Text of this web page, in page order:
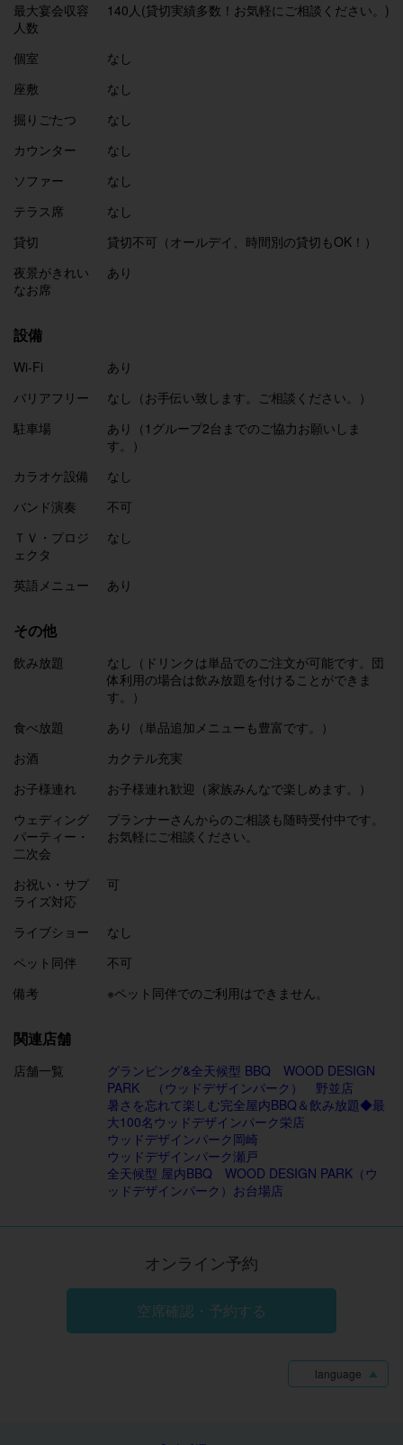
最大宴会収容
人数
140人(貸切実績多数！お気軽にご相談ください。)
個室
なし
座敷
なし
掘りごたつ
なし
カウンター
なし
ソファー
なし
テラス席
なし
貸切
貸切不可（オールデイ、時間別の貸切もOK！）
夜景がきれい
なお席
あり
設備
Wi-Fi
あり
バリアフリー
なし（お手伝い致します。ご相談ください。）
駐車場
あり（1グループ2台までのご協力お願いしま
す。）
カラオケ設備
なし
バンド演奏
不可
ＴＶ・プロジ
ェクタ
なし
英語メニュー あり
その他
飲み放題
なし（ドリンクは単品でのご注文が可能です。団
体利用の場合は飲み放題を付けることができま
す。）
食べ放題
あり（単品追加メニューも豊富です。）
お酒
カクテル充実
お子様連れ
お子様連れ歓迎（家族みんなで楽しめます。）
ウェディング
パーティー・
二次会
プランナーさんからのご相談も随時受付中です。
お気軽にご相談ください。
お祝い・サプ
ライズ対応
可
ライブショー
なし
ペット同伴
不可
備考
※ペット同伴でのご利用はできません。
関連店舗
店舗一覧
グランピング&全天候型 BBQ WOOD DESIGN
PARK （ウッドデザインパーク） 野並店
暑さを忘れて楽しむ完全屋内BBQ＆飲み放題◆最
大100名ウッドデザインパーク栄店
ウッドデザインパーク岡崎
ウッドデザインパーク瀬戸
全天候型 屋内BBQ WOOD DESIGN PARK（ウ
ッドデザインパーク）お台場店
オンライン予約
空席確認・予約する
language